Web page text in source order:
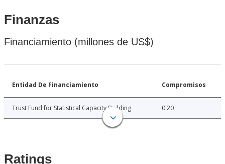
Finanzas
Financiamiento (millones de US$)
Entidad De Financiamiento Compromisos
Trust Fund for Statistical Capacity Building 0.20
Ratings